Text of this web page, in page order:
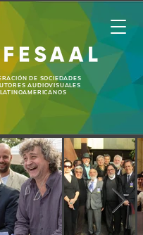
DE SOCIEDADES
AUDIOVISUALES
LATINOAMERICANOS